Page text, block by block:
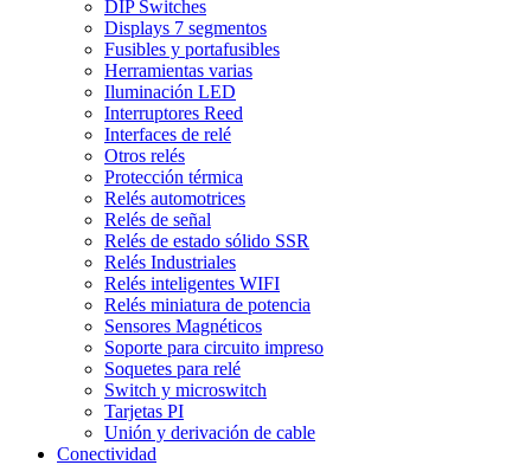
DIP Switches
Displays 7 segmentos
Fusibles y portafusibles
Herramientas varias
Iluminación LED
Interruptores Reed
Interfaces de relé
Otros relés
Protección térmica
Relés automotrices
Relés de señal
Relés de estado sólido SSR
Relés Industriales
Relés inteligentes WIFI
Relés miniatura de potencia
Sensores Magnéticos
Soporte para circuito impreso
Soquetes para relé
Switch y microswitch
Tarjetas PI
Unión y derivación de cable
Conectividad